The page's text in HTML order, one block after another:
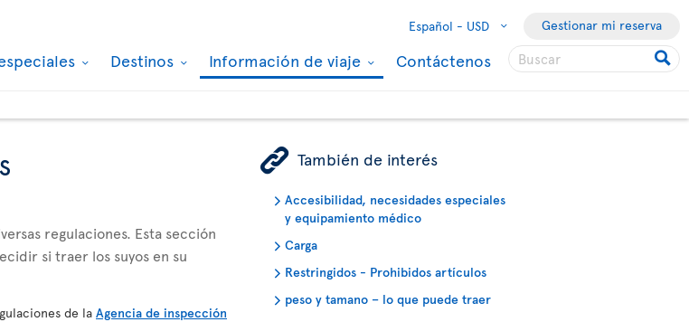
Español - USD Gestionar mi reserva
Destinos Información de viaje Contáctenos
regulaciones. Esta sección
si traer los suyos en su
de la Agencia de inspección
ÿ También de interés
Accesibilidad, necesidades especiales
y equipamiento médico
Carga
Restringidos - Prohibidos artículos
peso y tamano – lo que puede traer